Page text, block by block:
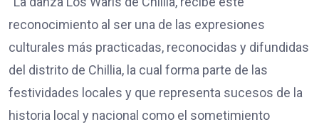
reconocimiento al ser una de las expresiones
culturales más practicadas, reconocidas y difundidas
del distrito de Chillia, la cual forma parte de las
festividades locales y que representa sucesos de la
historia local y nacional como el sometimiento